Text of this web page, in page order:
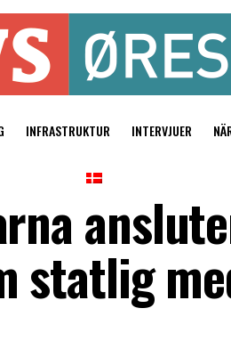
INFRASTRUKTUR INTERVJUER
statlig